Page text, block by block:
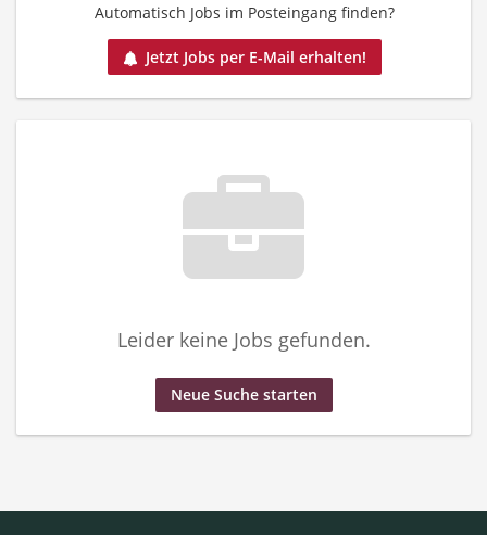
Automatisch Jobs im Posteingang finden?
Jetzt Jobs per E-Mail erhalten!
Leider keine Jobs gefunden.
Neue Suche starten